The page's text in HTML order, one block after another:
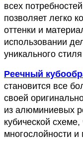
всех
позволяет легко
оттенки и
использовании
уникального
Реечный
становится все
своей
из алюминиевых
кубической
многослойности и